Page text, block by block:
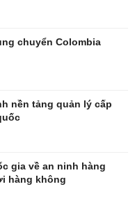
nghiệp 24h
nhân
chuyển Colombia
nền tảng quản lý cấp
gia về an ninh hàng
hàng không